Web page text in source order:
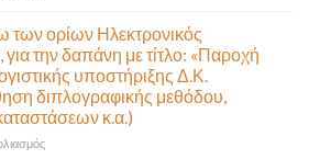
αίθουσα
Δημοτικού
Συμβουλίου)
&
με
τηλεδιάσκεψη
(μικτή
σχολικού
κυλικείου
του
1ου
Δημοτικού
Καλλιθέας
προκήρυξης
διαγωνισμού
για
την
εκμίσθωση
του
σχολικού
των ορίων Ηλεκτρονικός
την δαπάνη με τίτλο: «Παροχή
υποστήριξης Δ.Κ.
διπλογραφικής μεθόδου,
κ.α.)
στο